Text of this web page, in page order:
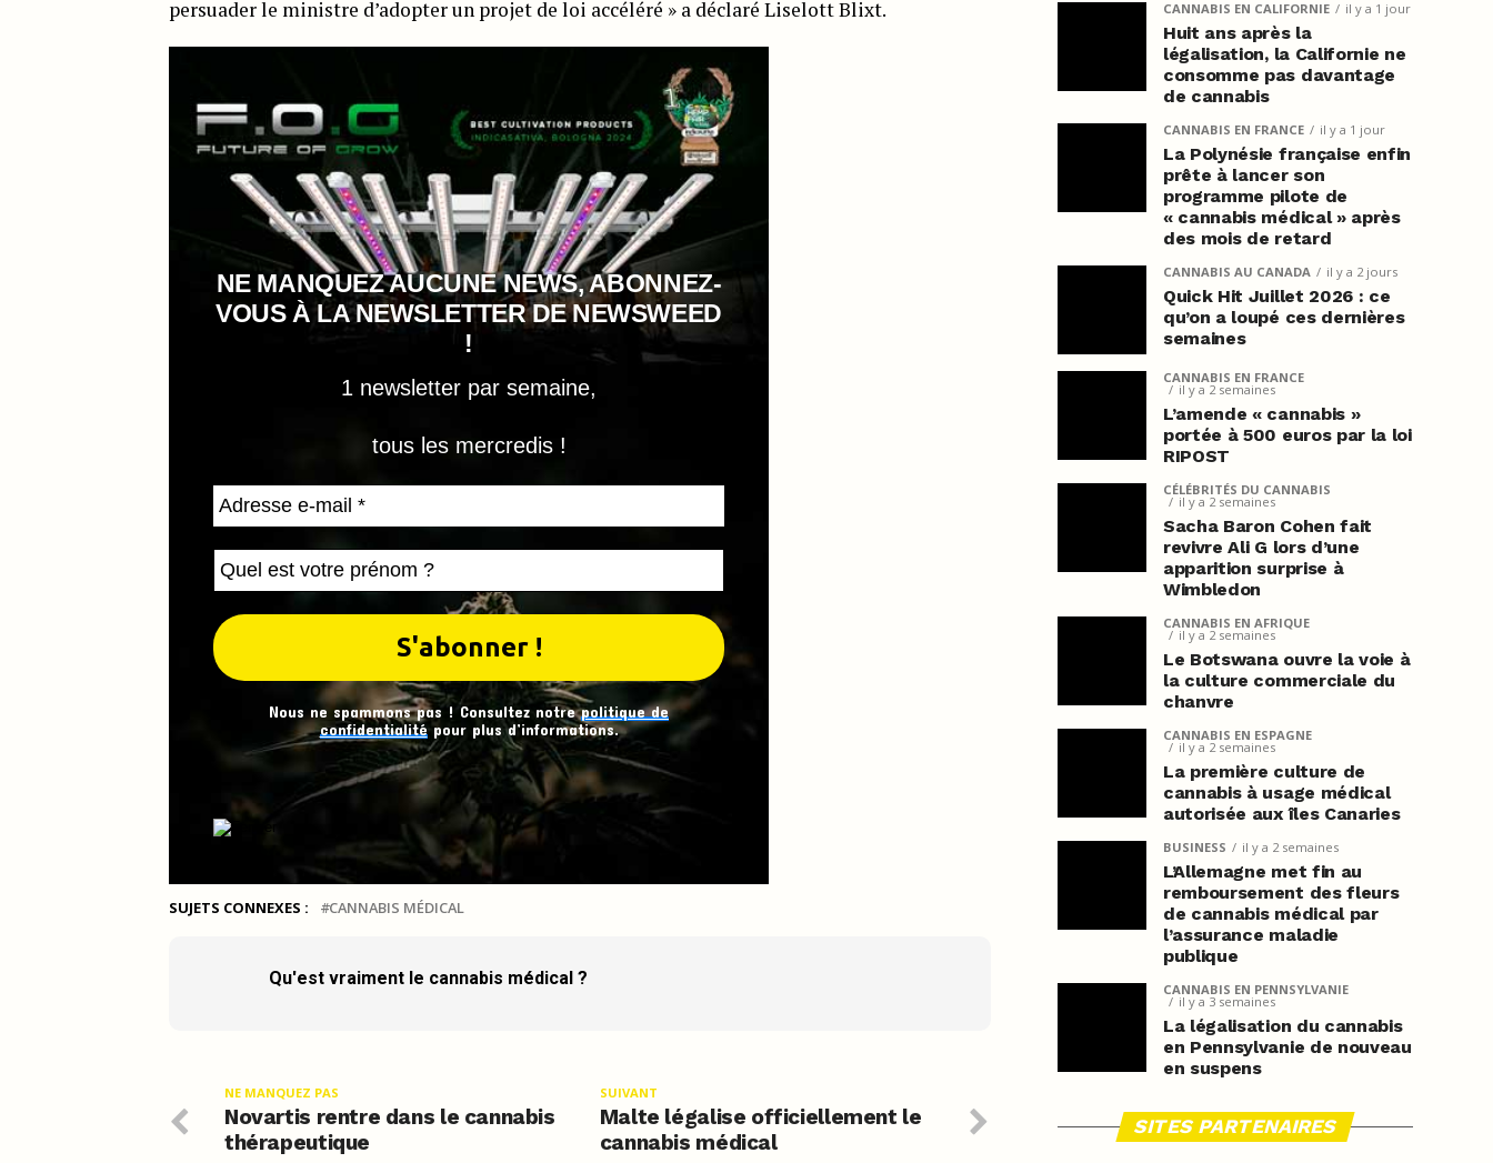
persuader le ministre d’adopter un projet de loi accéléré » a déclaré Liselott Blixt.
NE MANQUEZ AUCUNE NEWS, ABONNEZ-
VOUS À LA NEWSLETTER DE NEWSWEED
!
1 newsletter par semaine,
tous les mercredis !
Nous ne spammons pas ! Consultez notrepolitique de
confidentialitépour plus d’informations.
SUJETS CONNEXES : CANNABIS MÉDICAL
Qu'est vraiment le cannabis médical ?
SUIVANT
Malte légalise officiellement le
cannabis médical
NE MANQUEZ PAS
Novartis rentre dans le cannabis
thérapeutique
CANNABIS EN CALIFORNIE il y a 1 jour
Huit ans après la
légalisation, la Californie ne
consomme pas davantage
de cannabis
CANNABIS EN FRANCE il y a 1 jour
La Polynésie française enfin
prête à lancer son
programme pilote de
« cannabis médical » après
des mois de retard
CANNABIS AU CANADA il y a 2 jours
Quick Hit Juillet 2026 : ce
qu’on a loupé ces dernières
semaines
CANNABIS EN FRANCE
il y a 2 semaines
L’amende « cannabis »
portée à 500 euros par la loi
RIPOST
CÉLÉBRITÉS DU CANNABIS
il y a 2 semaines
Sacha Baron Cohen fait
revivre Ali G lors d’une
apparition surprise à
Wimbledon
CANNABIS EN AFRIQUE
il y a 2 semaines
Le Botswana ouvre la voie à
la culture commerciale du
chanvre
CANNABIS EN ESPAGNE
il y a 2 semaines
La première culture de
cannabis à usage médical
autorisée aux îles Canaries
BUSINESS il y a 2 semaines
L’Allemagne met fin au
remboursement des fleurs
de cannabis médical par
l’assurance maladie
publique
CANNABIS EN PENNSYLVANIE
il y a 3 semaines
La légalisation du cannabis
en Pennsylvanie de nouveau
en suspens
SITES PARTENAIRES